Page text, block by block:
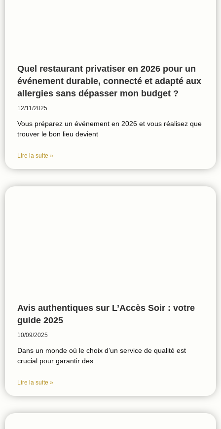
Quel restaurant privatiser en 2026 pour un
événement durable, connecté et adapté aux
allergies sans dépasser mon budget ?
12/11/2025
Vous préparez un événement en 2026 et vous réalisez que
trouver le bon lieu devient
Lire la suite »
Avis authentiques sur L’Accès Soir : votre
guide 2025
10/09/2025
Dans un monde où le choix d’un service de qualité est
crucial pour garantir des
Lire la suite »